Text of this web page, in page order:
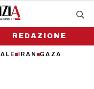
IRAN GAZA
REDAZIONE